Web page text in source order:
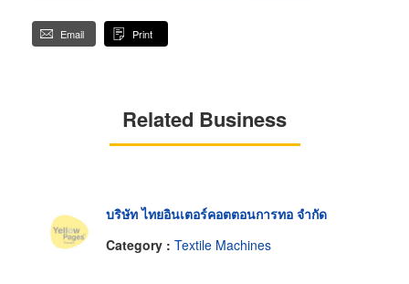
Email Print
Related Business
บริษัท ไทยอินเตอร์คอตตอนการทอ จำกัด
Category : Textile Machines